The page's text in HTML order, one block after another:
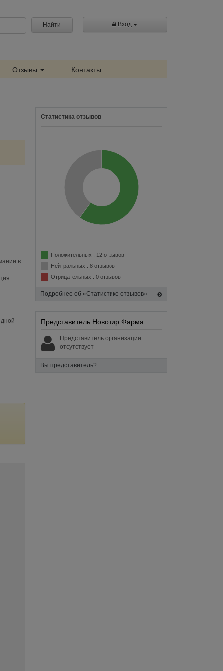
Найти Вход
Отзывы Контакты
в
Статистика отзывов
Положительных : 12 отзывов
Нейтральных : 8 отзывов
Отрицательных : 0 отзывов
Подробнее об «Статистике отзывов»
Представитель Новотир Фарма:
Представитель организации
отсутствует
Вы представитель?